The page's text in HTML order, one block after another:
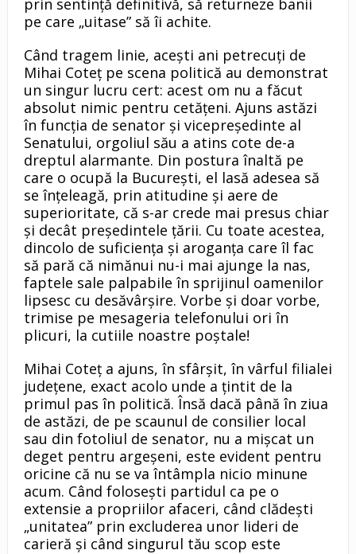
prin sentință definitivă, să returneze banii
pe care „uitase” să îi achite.
Când tragem linie, acești ani petrecuți de
Mihai Coteț pe scena politică au demonstrat
un singur lucru cert: acest om nu a făcut
absolut nimic pentru cetățeni. Ajuns astăzi
în funcția de senator și vicepreședinte al
Senatului, orgoliul său a atins cote de-a
dreptul alarmante. Din postura înaltă pe
care o ocupă la București, el lasă adesea să
se înțeleagă, prin atitudine și aere de
superioritate, că s-ar crede mai presus chiar
și decât președintele țării. Cu toate acestea,
dincolo de suficiența și aroganța care îl fac
să pară că nimănui nu-i mai ajunge la nas,
faptele sale palpabile în sprijinul oamenilor
lipsesc cu desăvârșire. Vorbe și doar vorbe,
trimise pe mesageria telefonului ori în
plicuri, la cutiile noastre poștale!
Mihai Coteț a ajuns, în sfârșit, în vârful filialei
județene, exact acolo unde a țintit de la
primul pas în politică. Însă dacă până în ziua
de astăzi, de pe scaunul de consilier local
sau din fotoliul de senator, nu a mișcat un
deget pentru argeșeni, este evident pentru
oricine că nu se va întâmpla nicio minune
acum. Când folosești partidul ca pe o
extensie a propriilor afaceri, când clădești
„unitatea” prin excluderea unor lideri de
carieră și când singurul tău scop este